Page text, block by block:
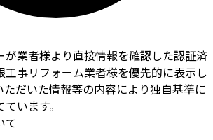
が業者様より直接情報を確認した認証済
工事リフォーム業者様を優先的に表示し
ただいた情報等の内容により独自基準に
います。
て